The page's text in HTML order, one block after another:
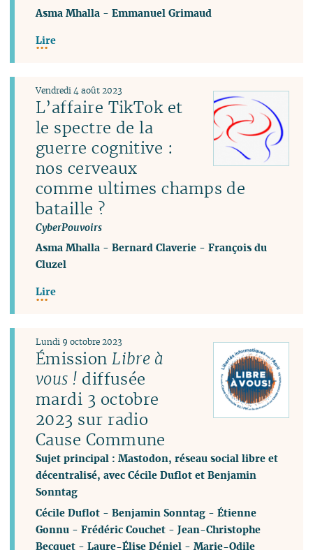
Asma Mhalla -Emmanuel Grimaud
Lire
L’affaire TikTok et
le spectre de la
guerre cognitive :
nos cerveaux
comme ultimes champs de
bataille ?
CyberPouvoirs
Vendredi 4 août 2023
Asma Mhalla -Bernard Claverie -François du
Cluzel
Lire
ÉmissionLibre à
vous ! diffusée
mardi 3 octobre
2023 sur radio
Cause Commune
Sujet principal : Mastodon, réseau social libre et
décentralisé, avec Cécile Duflot et Benjamin
Sonntag
Lundi 9 octobre 2023
Cécile Duflot -Benjamin Sonntag -Étienne
Gonnu -Frédéric Couchet -Jean-Christophe
Becquet -Laure-Élise Déniel -Marie-Odile